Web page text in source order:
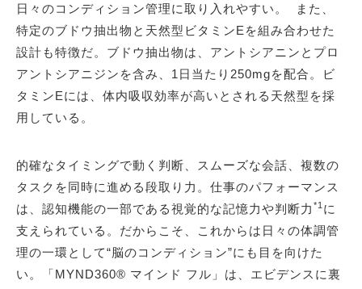
日々のコンディション管理に取り入れやすい。 また、
特定のブドウ抽出物と天然型ビタミンEを組み合わせた
設計も特徴だ。ブドウ抽出物は、アントシアニンとプロ
アントシアニジンを含み、1日当たり250mgを配合。ビ
タミンEには、体内吸収効率が高いとされる天然型を採
用している。
的確なタイミングで動く判断、スムーズな会話、複数の
タスクを同時に進める段取り力。仕事のパフォーマンス
は、認知機能の一部である視覚的な記憶力や判断力 *1 に
支えられている。だからこそ、これからは日々の体調管
理の一環として“脳のコンディション”にも目を向けた
い。「MYND360® マインド フル」は、エビデンスに裏